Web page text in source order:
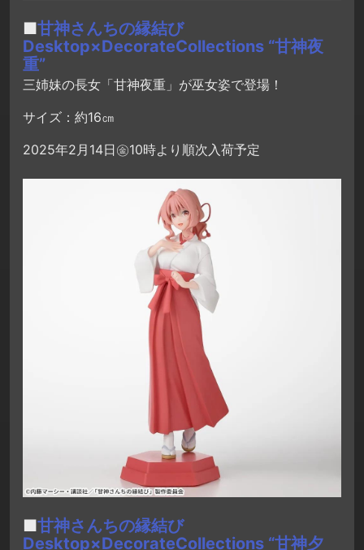
■甘神さんちの縁結び
Desktop×DecorateCollections “甘神夜
重”
三姉妹の長女「甘神夜重」が巫女姿で登場！
サイズ：約16㎝
2025年2月14日㊎10時より順次入荷予定
■甘神さんちの縁結び
Desktop×DecorateCollections “甘神夕